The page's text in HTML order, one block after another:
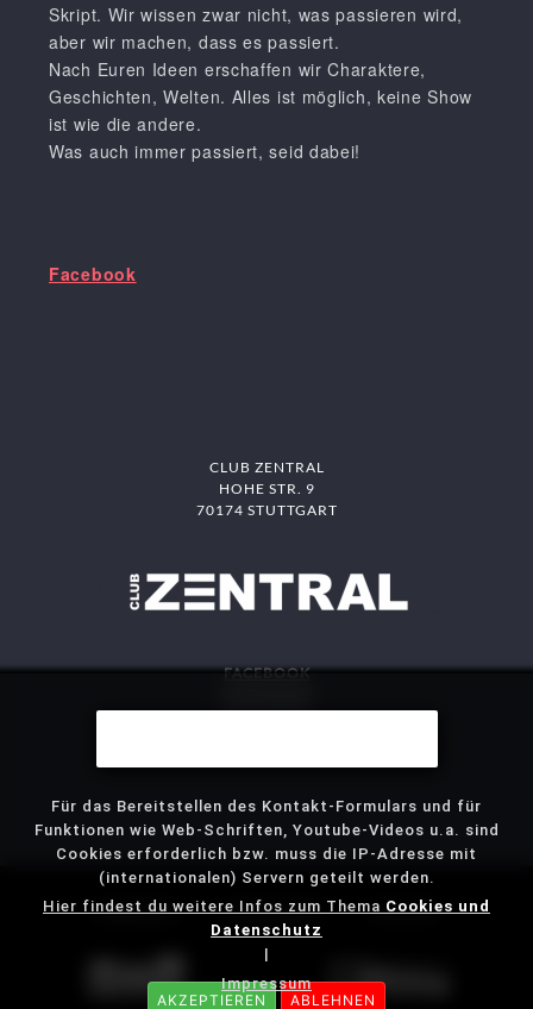
Skript. Wir wissen zwar nicht, was passieren wird,
aber wir machen, dass es passiert.
Nach Euren Ideen erschaffen wir Charaktere,
Geschichten, Welten. Alles ist möglich, keine Show
ist wie die andere.
Was auch immer passiert, seid dabei!
Facebook
CLUB ZENTRAL
HOHE STR. 9
70174 STUTTGART
FACEBOOK
DAS MITTE
IMPRESSUM DATENSCHUTZ KONTAKT
Für das Bereitstellen des Kontakt-Formulars und für
Funktionen wie Web-Schriften, Youtube-Videos u.a. sind
Cookies erforderlich bzw. muss die IP-Adresse mit
(internationalen) Servern geteilt werden.
AKZEPTIEREN ABLEHNEN
Hier findest du weitere Infos zum Thema Cookies und
Datenschutz
|
Impressum